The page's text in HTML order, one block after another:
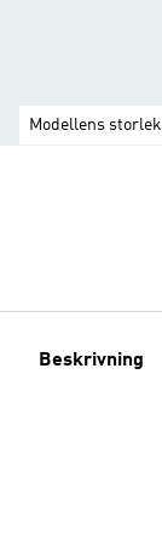
Modellens storlek
Beskrivning